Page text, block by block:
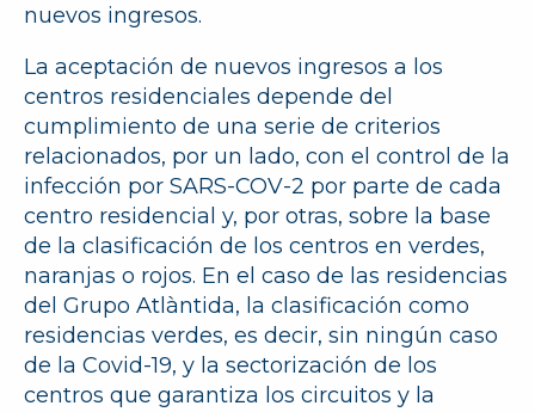
nuevos ingresos.
La aceptación de nuevos ingresos a los
centros residenciales depende del
cumplimiento de una serie de criterios
relacionados, por un lado, con el control de la
infección por SARS-COV-2 por parte de cada
centro residencial y, por otras, sobre la base
de la clasificación de los centros en verdes,
naranjas o rojos. En el caso de las residencias
del Grupo Atlàntida, la clasificación como
residencias verdes, es decir, sin ningún caso
de la Covid-19, y la sectorización de los
centros que garantiza los circuitos y la